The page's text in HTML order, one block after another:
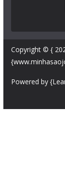
Copyright © {
Powered by